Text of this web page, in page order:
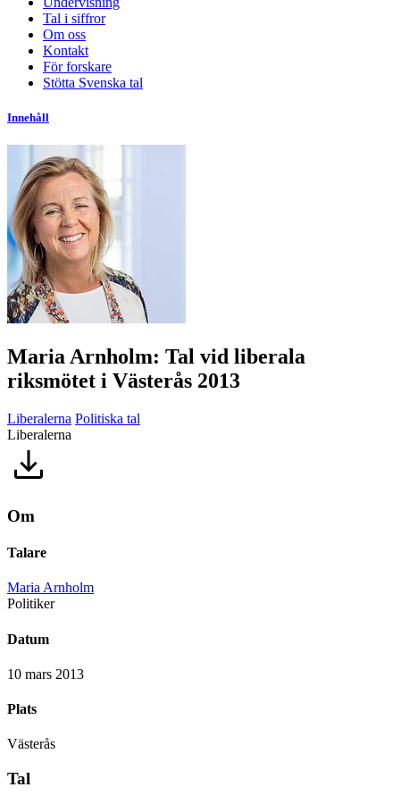
Tal i siffror
Om oss
Kontakt
För forskare
Stötta Svenska tal
Innehåll
Maria Arnholm: Tal vid liberala
riksmötet i Västerås 2013
Liberalerna Politiska tal
Liberalerna
Om
Talare
Maria Arnholm
Politiker
Datum
10 mars 2013
Plats
Västerås
Tal